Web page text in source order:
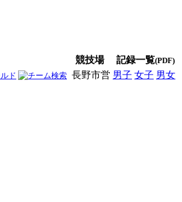
競技場 記録一覧(PDF)
長野市営 男子 女子 男女